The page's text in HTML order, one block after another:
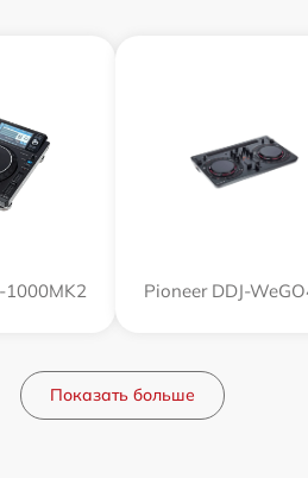
1000MK2 Pioneer DDJ-
Показать больше